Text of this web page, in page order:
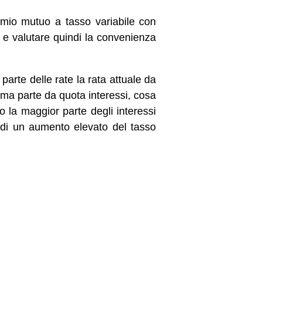
mutuo a tasso variabile con
valutare quindi la convenienza
delle rate la rata attuale da
parte da quota interessi, cosa
la maggior parte degli interessi
un aumento elevato del tasso